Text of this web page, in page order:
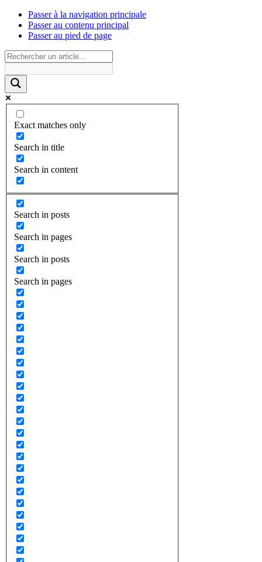
Passer à la navigation principale
Passer au contenu principal
Passer au pied de page
Exact matches only
Search in title
Search in content
Search in posts
Search in pages
Search in posts
Search in pages